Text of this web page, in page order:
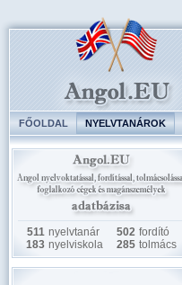
FŐOLDAL NYELVTANÁROK
511 nyelvtanár 502 fordító
183 nyelviskola 285 tolmács